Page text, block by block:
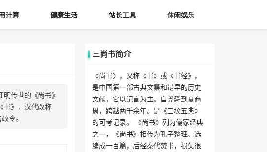
计算 健康生活 站长工具 休闲娱乐
传世的《尚书》
书》，汉代改称
令。
三尚书简介
《尚书》，又称《书》或《书经》，
是中国第一部古典文集和最早的历史
文献，它以记言为主。自尧舜到夏商
周，跨越两千余年。是《三坟五典》
的可考记录。 《尚书》列为儒家经典
之一，《尚书》相传为孔子整理、选
编成一百篇，后经秦代焚书，损失很